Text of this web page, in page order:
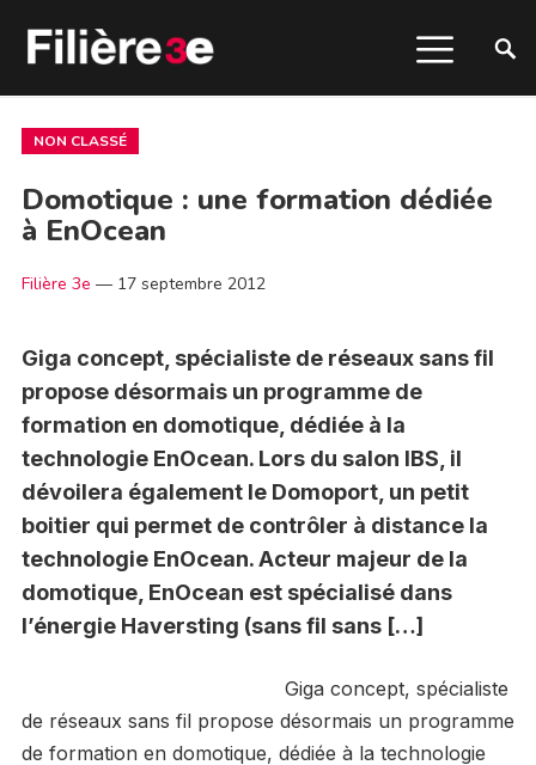
NON CLASSÉ
Domotique : une formation dédiée
à EnOcean
Filière 3e — 17 septembre 2012
Giga concept, spécialiste de réseaux sans fil
propose désormais un programme de
formation en domotique, dédiée à la
technologie EnOcean. Lors du salon IBS, il
dévoilera également le Domoport, un petit
boitier qui permet de contrôler à distance la
technologie EnOcean. Acteur majeur de la
domotique, EnOcean est spécialisé dans
l’énergie Haversting (sans fil sans […]
Giga concept, spécialiste
de réseaux sans fil propose désormais un programme
de formation en domotique, dédiée à la technologie